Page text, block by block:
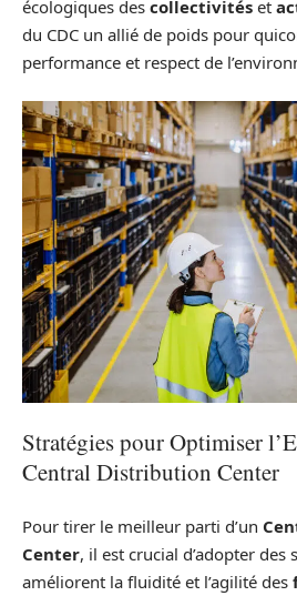
écologiques des collectivités et
du CDC un allié de poids pour
performance et respect de
Stratégies pour Optimiser
Central Distribution Center
Pour tirer le meilleur parti d’un
Center, il est crucial d’adopter des
améliorent la fluidité et l’agilité des